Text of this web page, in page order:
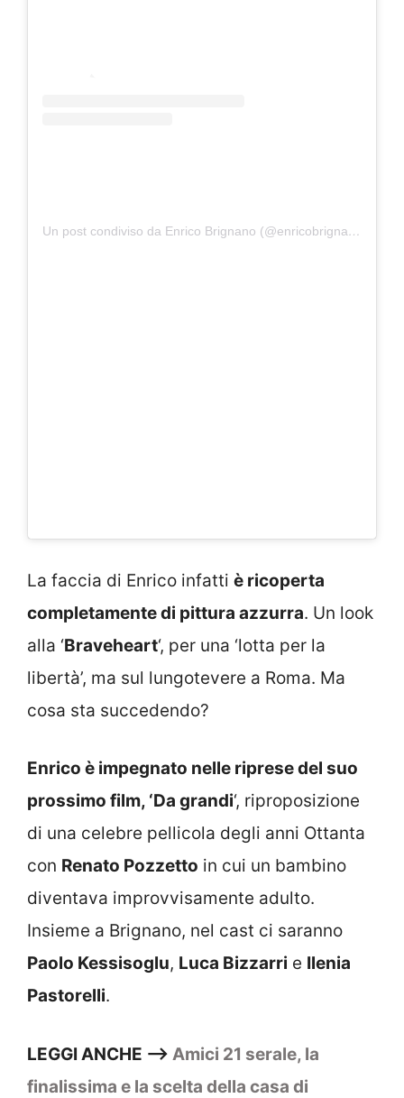
Un post condiviso da Enrico Brignano (@enricobrignano)
La faccia di Enrico infatti è ricoperta
completamente di pittura azzurra. Un look
alla ‘Braveheart‘, per una ‘lotta per la
libertà’, ma sul lungotevere a Roma. Ma
cosa sta succedendo?
Enrico è impegnato nelle riprese del suo
prossimo film, ‘Da grandi‘, riproposizione
di una celebre pellicola degli anni Ottanta
con Renato Pozzetto in cui un bambino
diventava improvvisamente adulto.
Insieme a Brignano, nel cast ci saranno
Paolo Kessisoglu, Luca Bizzarri e Ilenia
Pastorelli.
LEGGI ANCHE –> Amici 21 serale, la
finalissima e la scelta della casa di